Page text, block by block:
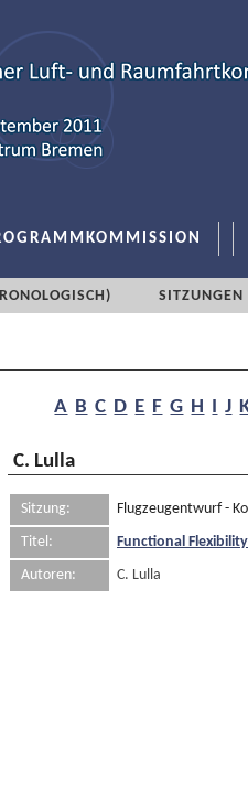
SITZUNGEN
A B C D E F G H I J
C. Lulla
Sitzung:
Flugzeugentwurf -
Titel:
Functional
Autoren:
C. Lulla